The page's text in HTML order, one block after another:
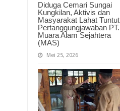
Diduga Cemari Sungai
Kungkilan, Aktivis dan
Masyarakat Lahat Tuntut
Pertanggungjawaban PT.
Muara Alam Sejahtera
(MAS)
Mei 25, 2026